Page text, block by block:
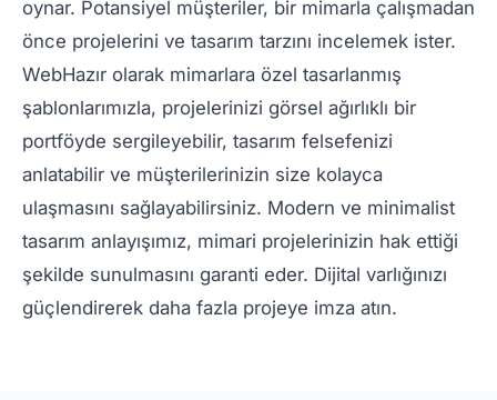
oynar. Potansiyel müşteriler, bir mimarla çalışmadan
önce projelerini ve tasarım tarzını incelemek ister.
WebHazır olarak mimarlara özel tasarlanmış
şablonlarımızla, projelerinizi görsel ağırlıklı bir
portföyde sergileyebilir, tasarım felsefenizi
anlatabilir ve müşterilerinizin size kolayca
ulaşmasını sağlayabilirsiniz. Modern ve minimalist
tasarım anlayışımız, mimari projelerinizin hak ettiği
şekilde sunulmasını garanti eder. Dijital varlığınızı
güçlendirerek daha fazla projeye imza atın.